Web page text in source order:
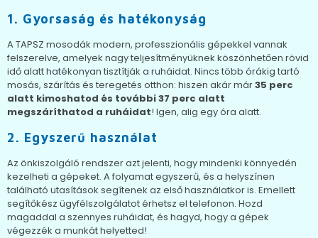
1. Gyorsaság és hatékonyság
A TAPSZ mosodák modern, professzionális gépekkel vannak
felszerelve, amelyek nagy teljesítményüknek köszönhetően rövid
idő alatt hatékonyan tisztítják a ruháidat. Nincs több órákig tartó
mosás, szárítás és teregetés otthon: hiszen akár már35 perc
alatt kimoshatod és további 37 perc alatt
megszáríthatod a ruháidat! Igen, alig egy óra alatt.
2. Egyszerű használat
Az önkiszolgáló rendszer azt jelenti, hogy mindenki könnyedén
kezelheti a gépeket. A folyamat egyszerű, és a helyszínen
található utasítások segítenek az első használatkor is. Emellett
segítőkész ügyfélszolgálatot érhetsz el telefonon. Hozd
magaddal a szennyes ruháidat, és hagyd, hogy a gépek
végezzék a munkát helyetted!